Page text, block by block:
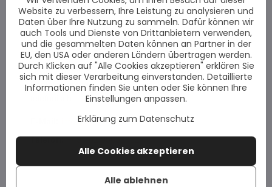
Haben Sie weitere Fragen?
Unser Kundenservice hilft Ihnen gerne weiter.
Kontaktieren Sie uns einfach per E-Mail oder
info@vitiligo-shop.de
Telefon: +49 781 95633952
Website zu verbessern, Ihre Leistung zu analysieren und
Daten über Ihre Nutzung zu sammeln. Dafür können wir
auch Tools und Dienste von Drittanbietern verwenden,
und die gesammelten Daten können an Partner in der
EU, den USA oder anderen Ländern übertragen werden.
Durch Klicken auf "Alle Cookies akzeptieren" erklären Sie
sich mit dieser Verarbeitung einverstanden. Detaillierte
Informationen finden Sie unten oder Sie können Ihre
Einstellungen anpassen.
Erklärung zum Datenschutz
Alle Cookies akzeptieren
Alle ablehnen